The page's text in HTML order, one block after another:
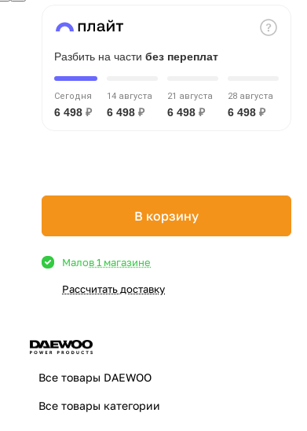
Разбить на части без переплат
Сегодня
6 498 ₽
14 августа
6 498 ₽
21 августа
6 498 ₽
28 августа
6 498 ₽
В корзину
Малов 1 магазине
Рассчитать доставку
Все товары DAEWOO
Все товары категории